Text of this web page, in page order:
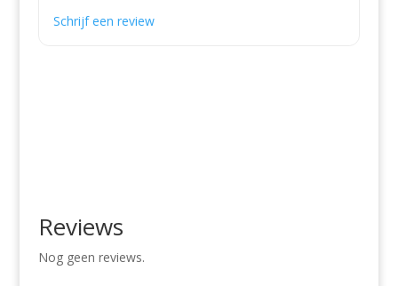
Schrijf een review
Reviews
Nog geen reviews.